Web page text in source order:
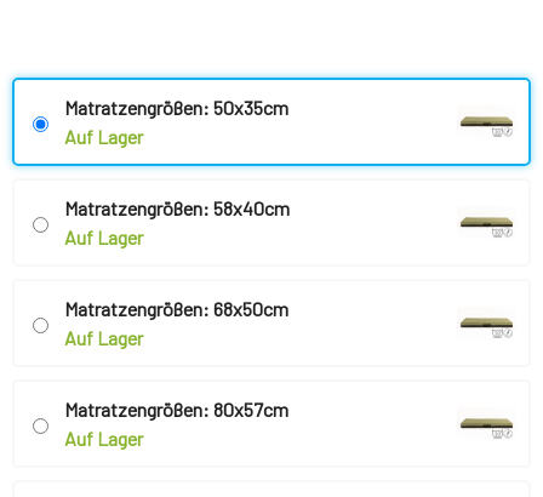
Matratzengrößen: 50x35cm
Auf Lager
Matratzengrößen: 58x40cm
Auf Lager
Matratzengrößen: 68x50cm
Auf Lager
Matratzengrößen: 80x57cm
Auf Lager